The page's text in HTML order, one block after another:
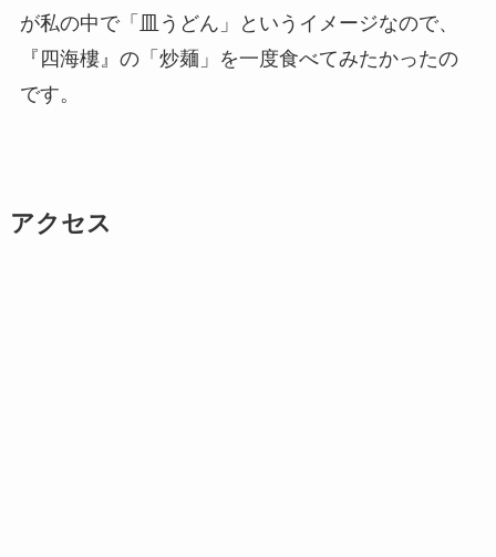
が私の中で「皿うどん」というイメージなので、
『四海樓』の「炒麺」を一度食べてみたかったの
です。
アクセス